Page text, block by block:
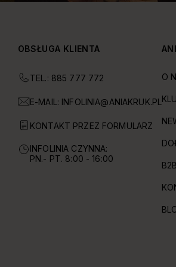
OBSŁUGA KLIENTA
TEL.: 885 777 772
E-MAIL: INFOLINIA@ANIAKRUK.PL
KONTAKT PRZEZ FORMULARZ
INFOLINIA CZYNNA:
PN.- PT. 8:00 - 16:00
O
B2B